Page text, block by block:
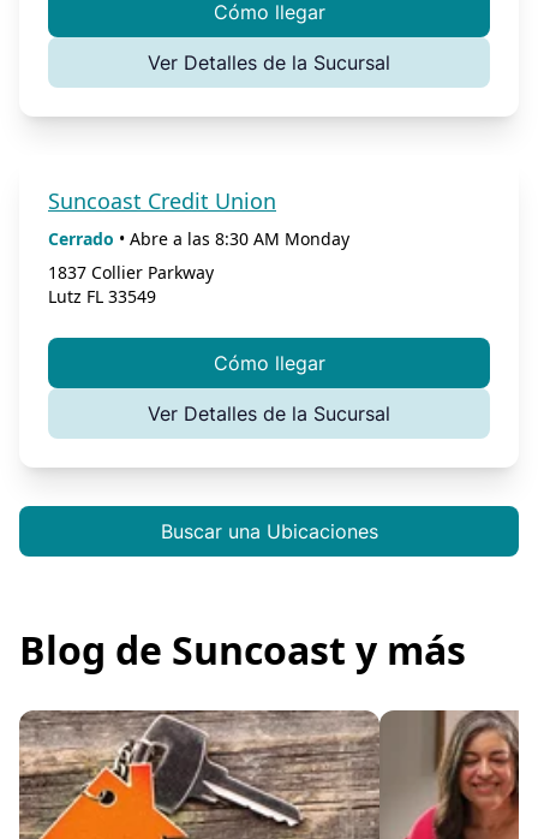
Cómo llegar
Ver Detalles de la Sucursal
Suncoast Credit Union
Cerrado • Abre a las 8:30 AM Monday
1837 Collier Parkway
Lutz FL 33549
Cómo llegar
Ver Detalles de la Sucursal
Buscar una Ubicaciones
Blog de Suncoast y más